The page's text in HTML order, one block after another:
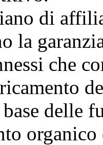
di
la
che
delle